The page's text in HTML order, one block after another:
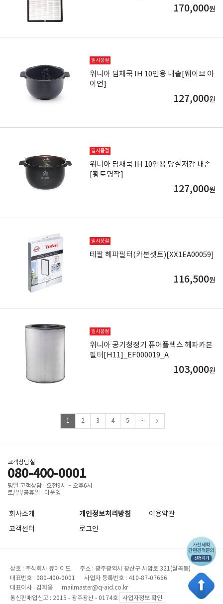
170,000원
일시품절
위니아 딤채쿡 IH 10인용 내솥[웨이브 아
이언]
127,000원
일시품절
위니아 딤채쿡 IH 10인용 당질저감 내솥
[황토명작]
127,000원
일시품절
테팔 헤파필터(카본셋트)[XX1EA00059]
116,500원
일시품절
위니아 공기청정기 퓨어플렉스 헤파카본
필터[H11]_EF000019_A
103,000원
1 2 3 4 5 ...
고객상담실
080-400-0001
평일 고객상담 : 오전9시 ~ 오후6시
토/일/공휴일 : 미운영
회사소개 개인정보처리방침
이용약관
고객센터
로그인
상호 : 주식회사 큐에이드 주소 : 광주광역시 광산구 사암로 321(월곡동)
대표번호 : 080-400-0001 사업자 등록번호 : 410-87-07666
대표이사 : 김희웅 mailmaster@q-aid.co.kr
통신판매업신고 : 2015 - 광주광산 - 0174호
사업자정보 확인